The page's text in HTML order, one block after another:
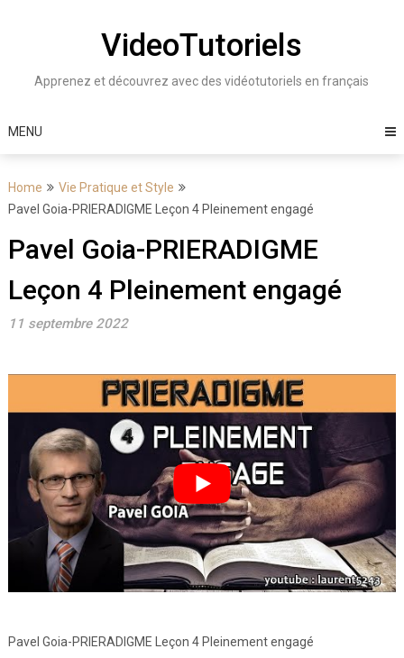
VideoTutoriels
Apprenez et découvrez avec des vidéotutoriels en français
MENU
Home
Vie Pratique et Style
Pavel Goia-PRIERADIGME Leçon 4 Pleinement engagé
Pavel Goia-PRIERADIGME
Leçon 4 Pleinement engagé
11 septembre 2022
Pavel Goia-PRIERADIGME Leçon 4 Pleinement engagé